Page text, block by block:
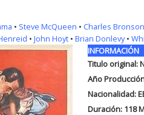
• Steve McQueen • Charles Bronson
• John Hoyt• Brian Donlevy•
INFORMACIÓN
Titulo original:
Año
Nacionalidad:
Duración: 118